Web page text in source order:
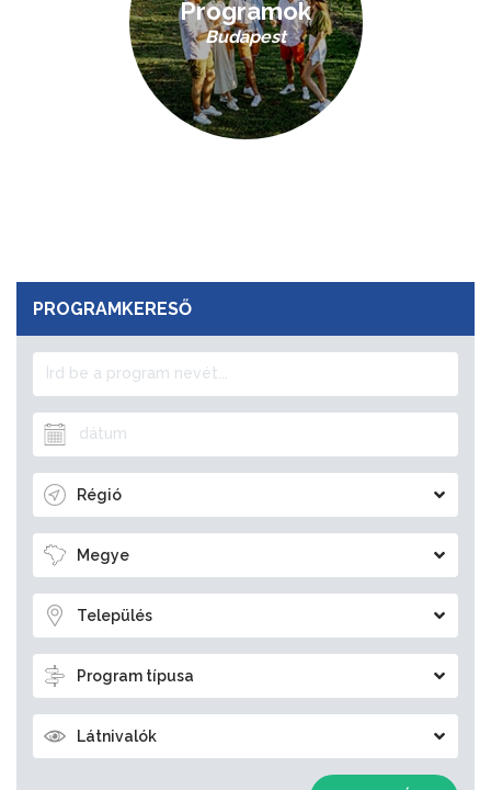
Programok
Budapest
PROGRAMKERESŐ
Régió
Megye
Település
Program típusa
Látnivalók